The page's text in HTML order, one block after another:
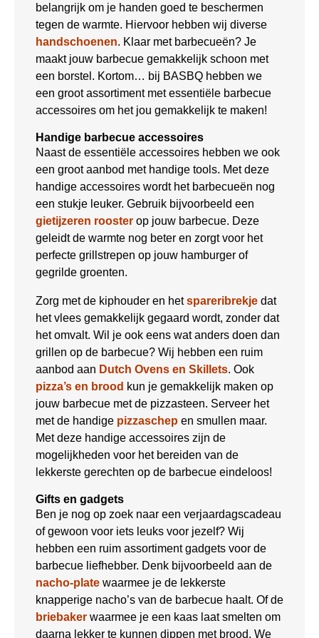
belangrijk om je handen goed te beschermen
tegen de warmte. Hiervoor hebben wij diverse
handschoenen. Klaar met barbecueën? Je
maakt jouw barbecue gemakkelijk schoon met
een borstel. Kortom… bij BASBQ hebben we
een groot assortiment met essentiële barbecue
accessoires om het jou gemakkelijk te maken!
Handige barbecue accessoires
Naast de essentiële accessoires hebben we ook
een groot aanbod met handige tools. Met deze
handige accessoires wordt het barbecueën nog
een stukje leuker. Gebruik bijvoorbeeld een
gietijzeren rooster op jouw barbecue. Deze
geleidt de warmte nog beter en zorgt voor het
perfecte grillstrepen op jouw hamburger of
gegrilde groenten.
Zorg met de kiphouder en hetspareribrekje dat
het vlees gemakkelijk gegaard wordt, zonder dat
het omvalt. Wil je ook eens wat anders doen dan
grillen op de barbecue? Wij hebben een ruim
aanbod aan Dutch Ovens en Skillets. Ook
pizza’s en brood kun je gemakkelijk maken op
jouw barbecue met de pizzasteen. Serveer het
met de handige pizzaschep en smullen maar.
Met deze handige accessoires zijn de
mogelijkheden voor het bereiden van de
lekkerste gerechten op de barbecue eindeloos!
Gifts en gadgets
Ben je nog op zoek naar een verjaardagscadeau
of gewoon voor iets leuks voor jezelf? Wij
hebben een ruim assortiment gadgets voor de
barbecue liefhebber. Denk bijvoorbeeld aan de
nacho-plate waarmee je de lekkerste
knapperige nacho’s van de barbecue haalt. Of de
briebaker waarmee je een kaas laat smelten om
daarna lekker te kunnen dippen met brood. We